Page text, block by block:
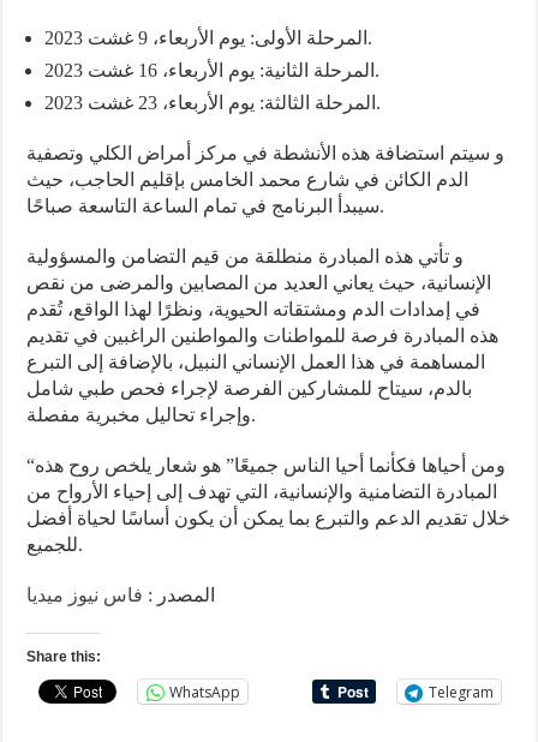
المرحلة الأولى: يوم الأربعاء، 9 غشت 2023.
المرحلة الثانية: يوم الأربعاء، 16 غشت 2023.
المرحلة الثالثة: يوم الأربعاء، 23 غشت 2023.
و سيتم استضافة هذه الأنشطة في مركز أمراض الكلي وتصفية
الدم الكائن في شارع محمد الخامس بإقليم الحاجب، حيث
سيبدأ البرنامج في تمام الساعة التاسعة صباحًا.
و تأتي هذه المبادرة منطلقة من قيم التضامن والمسؤولية
الإنسانية، حيث يعاني العديد من المصابين والمرضى من نقص
في إمدادات الدم ومشتقاته الحيوية، ونظرًا لهذا الواقع، تُقدم
هذه المبادرة فرصة للمواطنات والمواطنين الراغبين في تقديم
المساهمة في هذا العمل الإنساني النبيل، بالإضافة إلى التبرع
بالدم، سيتاح للمشاركين الفرصة لإجراء فحص طبي شامل
وإجراء تحاليل مخبرية مفصلة.
“ومن أحياها فكأنما أحيا الناس جميعًا” هو شعار يلخص روح هذه
المبادرة التضامنية والإنسانية، التي تهدف إلى إحياء الأرواح من
خلال تقديم الدعم والتبرع بما يمكن أن يكون أساسًا لحياة أفضل
للجميع.
المصدر : فاس نيوز ميديا
Share this:
WhatsApp Telegram